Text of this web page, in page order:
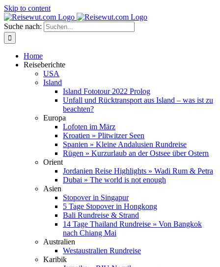
Skip to content
Suche nach:
Home
Reiseberichte
USA
Island
Island Fototour 2022 Prolog
Unfall und Rücktransport aus Island – was ist zu
beachten?
Europa
Lofoten im März
Kroatien » Plitwitzer Seen
Spanien » Kleine Andalusien Rundreise
Rügen » Kurzurlaub an der Ostsee über Ostern
Orient
Jordanien Reise Highlights » Wadi Rum & Petra
Dubai » The world is not enough
Asien
Stopover in Singapur
5 Tage Stopover in Hongkong
Bali Rundreise & Strand
14 Tage Thailand Rundreise » Von Bangkok
nach Chiang Mai
Australien
Westaustralien Rundreise
Karibik